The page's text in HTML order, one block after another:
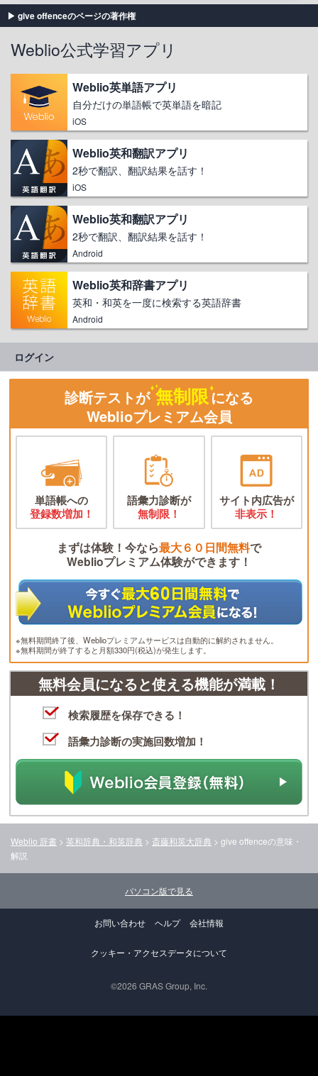
give offenceのページの著作権
Weblio公式学習アプリ
Weblio英単語アプリ
自分だけの単語帳で英単語を暗記
iOS
Weblio英和翻訳アプリ
2秒で翻訳、翻訳結果を話す！
iOS
Weblio英和翻訳アプリ
2秒で翻訳、翻訳結果を話す！
Android
Weblio英和辞書アプリ
英和・和英を一度に検索する英語辞書
Android
ログイン
診断テストが 無制限になる
Weblioプレミアム会員
単語帳への
登録数増加！
語彙力診断が
無制限！
サイト内広告が
非表示！
まずは体験！今なら最大６０日間無料で
Weblioプレミアム体験ができます！
※無料期間終了後、Weblioプレミアムサービスは自動的に解約されません。
※無料期間が終了すると月額330円(税込)が発生します。
無料会員になると使える機能が満載！
検索履歴を保存できる！
語彙力診断の実施回数増加！
Weblio 辞書 > 英和辞典・和英辞典 > 斎藤和英大辞典 > give offenceの意味・
解説
パソコン版で見る
お問い合わせ ヘルプ 会社情報
クッキー・アクセスデータについて
©2026 GRAS Group, Inc.